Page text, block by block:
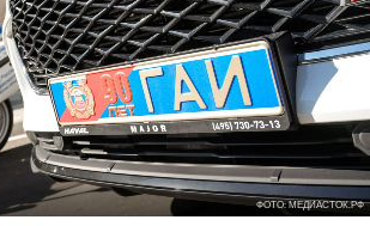
ФОТО: МЕДИАСТОК.РФ